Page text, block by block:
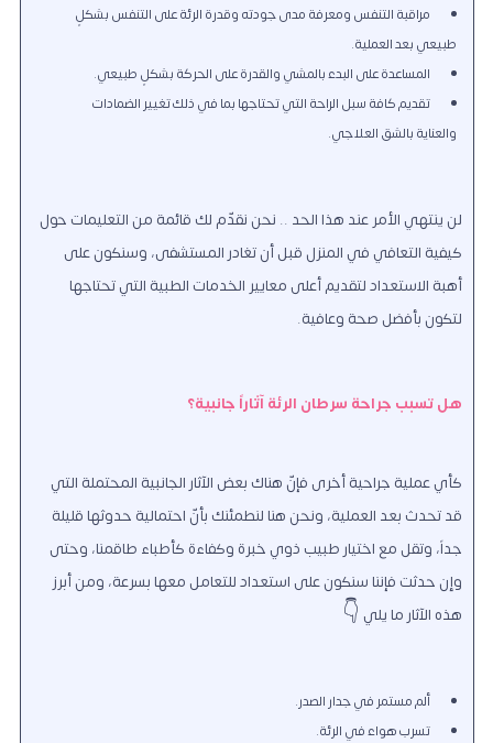
مراقبة التنفس ومعرفة مدى جودته وقدرة الرئة على التنفس بشكلٍ
طبيعي بعد العملية.
المساعدة على البدء بالمشي والقدرة على الحركة بشكلٍ طبيعي.
تقديم كافة سبل الراحة التي تحتاجها بما في ذلك تغيير الضمادات
والعناية بالشق العلاجي.
لن ينتهي الأمر عند هذا الحد .. نحن نقدّم لك قائمة من التعليمات حول
كيفية التعافي في المنزل قبل أن تغادر المستشفى، وسنكون على
أهبة الاستعداد لتقديم أعلى معايير الخدمات الطبية التي تحتاجها
لتكون بأفضل صحة وعافية.
هل تسبب جراحة سرطان الرئة آثاراً جانبية؟
كأي عملية جراحية أخرى فإنّ هناك بعض الآثار الجانبية المحتملة التي
قد تحدث بعد العملية، ونحن هنا لنطمئنك بأنّ احتمالية حدوثها قليلة
جداً، وتقل مع اختيار طبيب ذوي خبرة وكفاءة كأطباء طاقمنا، وحتى
وإن حدثت فإننا سنكون على استعداد للتعامل معها بسرعة، ومن أبرز
هذه الآثار ما يلي 👇
ألم مستمر في جدار الصدر.
تسرب هواء في الرئة.